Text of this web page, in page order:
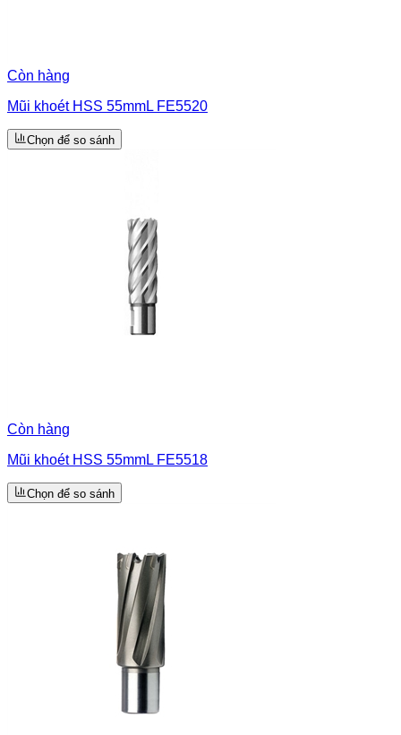
Còn hàng
Mũi khoét HSS 55mmL FE5520
Chọn để so sánh
Còn hàng
Mũi khoét HSS 55mmL FE5518
Chọn để so sánh